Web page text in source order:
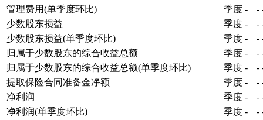
管理费用(单季度环比)
季度 - -
少数股东损益
季度 - -
少数股东损益(单季度环比)
季度 - -
归属于少数股东的综合收益总额
季度 - -
归属于少数股东的综合收益总额(单季度环比)
季度 - -
提取保险合同准备金净额
季度 - -
净利润
季度 - -
净利润(单季度环比)
季度 - -